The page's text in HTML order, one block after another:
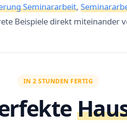
Seminararbeit,
Beispiele direkt miteinander
IN 2 STUNDEN FERTIG